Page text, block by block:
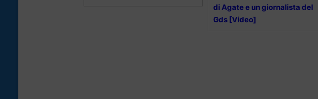
di Agate e un giornalista del
Gds [Video]